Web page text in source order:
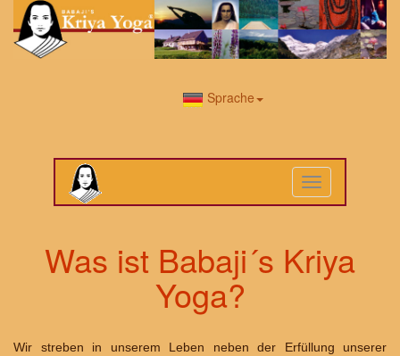
Sprache
Toggle
navigation
Was ist Babaji´s Kriya
Yoga?
Wir streben in unserem Leben neben der Erfüllung unserer